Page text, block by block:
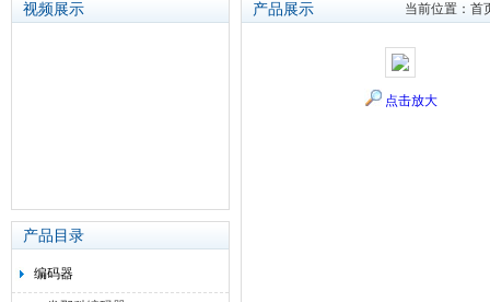
视频展示
产品目录
编码器
产品展示 当前位置： 首
点击放大